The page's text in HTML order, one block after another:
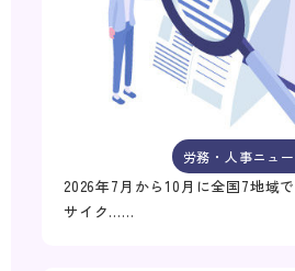
労務・人事ニュ
2026年7月から10月に全国7地域
サイク……